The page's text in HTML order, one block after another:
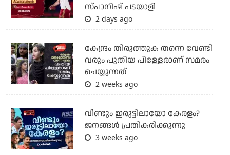
സ്പാനിഷ് പടയാളി
2 days ago
കേന്ദ്രം തിരുത്തുക തന്നെ വേണ്ടി
വരും പുതിയ പിള്ളേരാണ് സമരം
ചെയ്യുന്നത്
2 weeks ago
വീണ്ടും ഇരുട്ടിലായോ കേരളം?
ജനങ്ങൾ പ്രതികരിക്കുന്നു
3 weeks ago